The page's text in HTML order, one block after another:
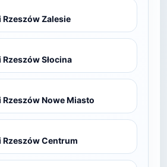
Zalesie
Słocina
Nowe Miasto
Centrum